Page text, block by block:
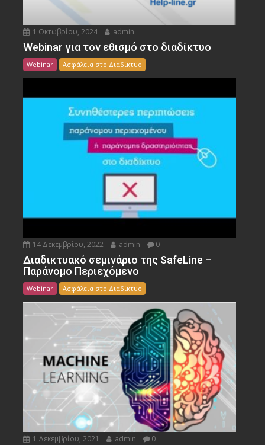
1 Οκτωβρίου, 2024 admin
Webinar για τον εθισμό στο διαδίκτυο
Webinar Ασφάλεια στο Διαδίκτυο
14 Δεκεμβρίου, 2022 admin 0
Διαδικτυακό σεμινάριο της SafeLine –
Παράνομο Περιεχόμενο
Webinar Ασφάλεια στο Διαδίκτυο
1 Δεκεμβρίου, 2021 admin 0